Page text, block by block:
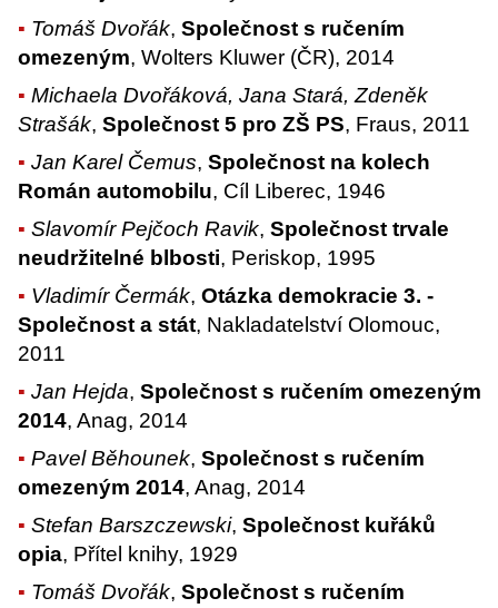
Tomáš Dvořák,Společnost s ručením
omezeným, Wolters Kluwer (ČR), 2014
Michaela Dvořáková, Jana Stará, Zdeněk
Strašák,Společnost 5 pro ZŠ PS, Fraus, 2011
Jan Karel Čemus,Společnost na kolech
Román automobilu, Cíl Liberec, 1946
Slavomír Pejčoch Ravik,Společnost trvale
neudržitelné blbosti, Periskop, 1995
Vladimír Čermák,Otázka demokracie 3. -
Společnost a stát, Nakladatelství Olomouc,
2011
Jan Hejda,Společnost s ručením omezeným
2014, Anag, 2014
Pavel Běhounek,Společnost s ručením
omezeným 2014, Anag, 2014
Stefan Barszczewski,Společnost kuřáků
opia, Přítel knihy, 1929
Tomáš Dvořák,Společnost s ručením